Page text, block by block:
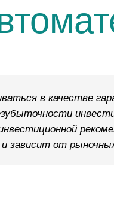
в качестве
зависит от